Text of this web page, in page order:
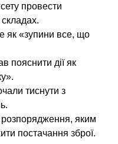
провести
як «зупини все, що
пояснити дії як
тиснути з
яким
постачання зброї.